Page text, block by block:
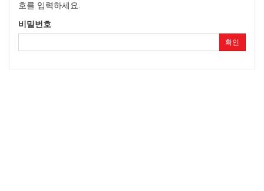
호를 입력하세요.
비밀번호
확인